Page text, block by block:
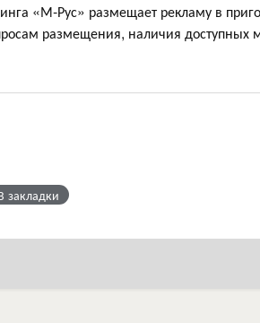
«М-Рус» размещает рекламу в
размещения, наличия доступных
закладки